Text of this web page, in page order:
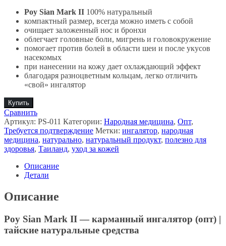
Poy Sian Mark II 100% натуральный
компактный размер, всегда можно иметь с собой
очищает заложенный нос и бронхи
облегчает головные боли, мигрень и головокружение
помогает против болей в области шеи и после укусов
насекомых
при нанесении на кожу дает охлаждающий эффект
благодаря разноцветным кольцам, легко отличить
«свой» ингалятор
Купить
Сравнить
Артикул: PS-011 Категории: Народная медицина, Опт,
Требуется подтверждение Метки: ингалятор, народная
медицина, натурально, натуральный продукт, полезно для
здоровья, Таиланд, уход за кожей
Описание
Детали
Описание
Poy Sian Mark II — карманный ингалятор (опт) |
тайские натуральные средства